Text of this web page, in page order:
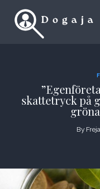
skattetryck på
By Freja